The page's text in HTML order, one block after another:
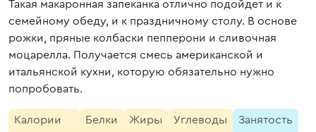
Такая макаронная запеканка отлично подойдет и к
семейному обеду, и к праздничному столу. В основе
рожки, пряные колбаски пепперони и сливочная
моцарелла. Получается смесь американской и
итальянской кухни, которую обязательно нужно
попробовать.
Калории
Белки
Жиры
Углеводы
Занятость